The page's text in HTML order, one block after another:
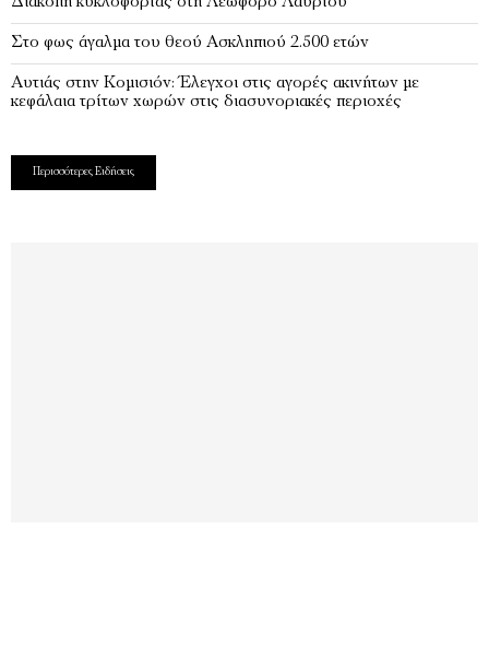
Στο φως άγαλμα του θεού Ασκληπιού 2.500 ετών
Αυτιάς στην Κομισιόν: Έλεγχοι στις αγορές ακινήτων με
κεφάλαια τρίτων χωρών στις διασυνοριακές περιοχές
Περισσότερες Ειδήσεις